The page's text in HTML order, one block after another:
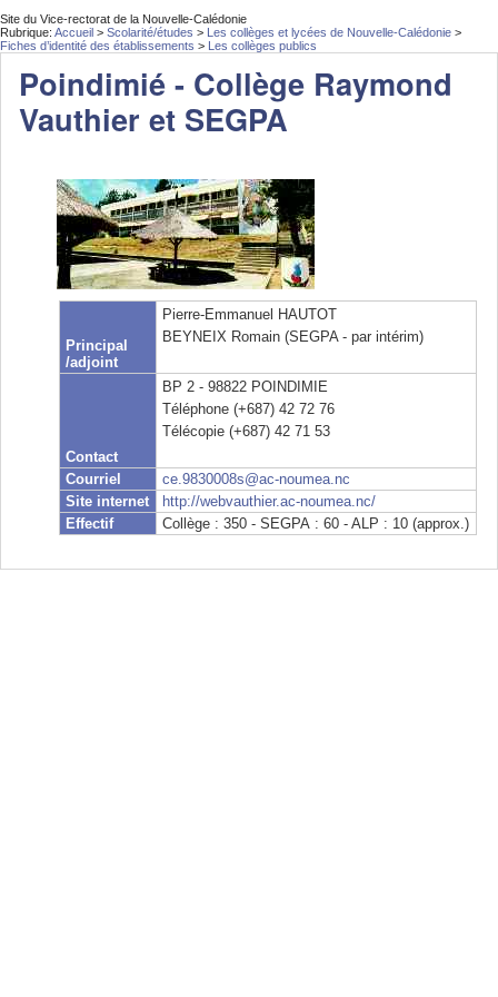
Site du Vice-rectorat de la Nouvelle-Calédonie
Rubrique: Accueil > Scolarité/études > Les collèges et lycées de Nouvelle-Calédonie >
Fiches d’identité des établissements > Les collèges publics
Poindimié - Collège Raymond
Vauthier et SEGPA
Principal
/adjoint
Pierre-Emmanuel HAUTOT
BEYNEIX Romain (SEGPA - par intérim)
Contact
BP 2 - 98822 POINDIMIE
Téléphone (+687) 42 72 76
Télécopie (+687) 42 71 53
Courriel
ce.9830008s@ac-noumea.nc
Site internet
http://webvauthier.ac-noumea.nc/
Effectif
Collège : 350 - SEGPA : 60 - ALP : 10 (approx.)